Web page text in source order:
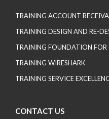
TRAINING ACCOUNT
TRAINING DESIGN AND RE-
TRAINING FOUNDATION FOR
TRAINING WIRESHARK
TRAINING SERVICE
CONTACT US